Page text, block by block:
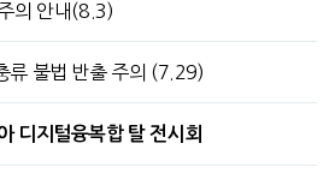
의 안내(8.3)
류 불법 반출 주의 (7.29)
디지털융복합 탈 전시회